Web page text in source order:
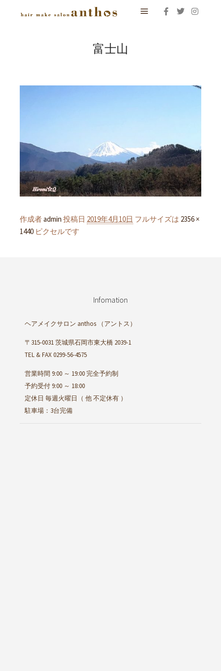
富士山
作成者admin 投稿日 2019年4月10日 フルサイズは 2356 ×
1440 ピクセルです
Infomation
ヘアメイクサロン anthos （アントス）
〒315-0031 茨城県石岡市東大橋 2039-1
TEL & FAX 0299-56-4575
営業時間 9:00 ～ 19:00 完全予約制
予約受付 9:00 ～ 18:00
定休日 毎週火曜日（ 他 不定休有 ）
駐車場：3台完備